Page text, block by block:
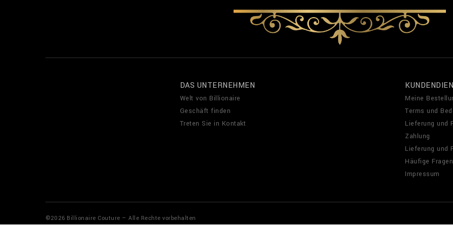
DAS UNTERNEHMEN
Welt von Billionaire
Geschäft finden
Treten Sie in Kontakt
Meine
Terms und
Lieferung und
Zahlung
Lieferung und
Häufige Fragen
Impressum
©2026 Billionaire Couture — Alle Rechte vorbehalten